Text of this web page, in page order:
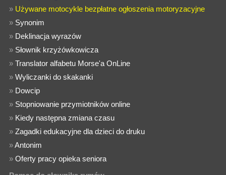
» Używane motocykle bezpłatne ogłoszenia motoryzacyjne
» Synonim
» Deklinacja wyrazów
» Słownik krzyżówkowicza
»Translator alfabetu Morse'a OnLine
»Wyliczanki do skakanki
» Dowcip
» Stopniowanie przymiotników online
» Kiedy następna zmiana czasu
»Zagadki edukacyjne dla dzieci do druku
»Antonim
»Oferty pracy opieka seniora